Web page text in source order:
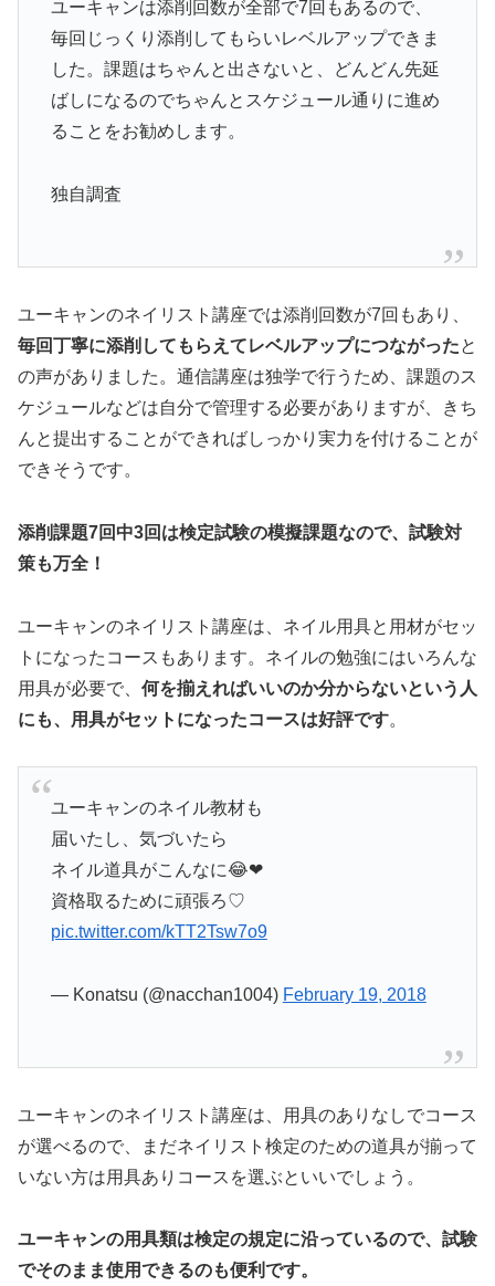
ユーキャンは添削回数が全部で7回もあるので、
毎回じっくり添削してもらいレベルアップできま
した。課題はちゃんと出さないと、どんどん先延
ばしになるのでちゃんとスケジュール通りに進め
ることをお勧めします。
独自調査
ユーキャンのネイリスト講座では添削回数が7回もあり、
毎回丁寧に添削してもらえてレベルアップにつながったと
の声がありました。通信講座は独学で行うため、課題のス
ケジュールなどは自分で管理する必要がありますが、きち
んと提出することができればしっかり実力を付けることが
できそうです。
添削課題7回中3回は検定試験の模擬課題なので、試験対
策も万全！
ユーキャンのネイリスト講座は、ネイル用具と用材がセッ
トになったコースもあります。ネイルの勉強にはいろんな
用具が必要で、 何を揃えればいいのか分からないという人
にも、用具がセットになったコースは好評です。
ユーキャンのネイル教材も
届いたし、気づいたら
ネイル道具がこんなに😂❤
資格取るために頑張ろ♡
pic.twitter.com/kTT2Tsw7o9
— Konatsu (@nacchan1004) February 19, 2018
ユーキャンのネイリスト講座は、用具のありなしでコース
が選べるので、まだネイリスト検定のための道具が揃って
いない方は用具ありコースを選ぶといいでしょう。
ユーキャンの用具類は検定の規定に沿っているので、試験
でそのまま使用できるのも便利です。